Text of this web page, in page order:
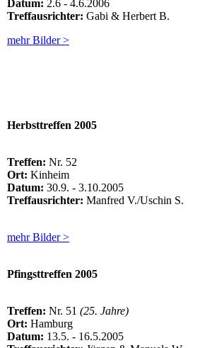
Datum: 2.6 - 4.6.2006
Treffausrichter: Gabi & Herbert B.
mehr Bilder >
Herbsttreffen 2005
Treffen: Nr. 52
Ort: Kinheim
Datum: 30.9. - 3.10.2005
Treffausrichter: Manfred V./Uschin S.
mehr Bilder >
Pfingsttreffen 2005
Treffen: Nr. 51 (25. Jahre)
Ort: Hamburg
Datum: 13.5. - 16.5.2005